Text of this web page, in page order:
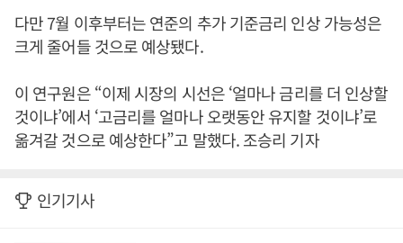
다만 7월 이후부터는 연준의 추가 기준금리 인상 가능성은
크게 줄어들 것으로 예상됐다.
이 연구원은 “이제 시장의 시선은 ‘얼마나 금리를 더 인상할
것이냐’에서 ‘고금리를 얼마나 오랫동안 유지할 것이냐’로
옮겨갈 것으로 예상한다”고 말했다. 조승리 기자
인기기사